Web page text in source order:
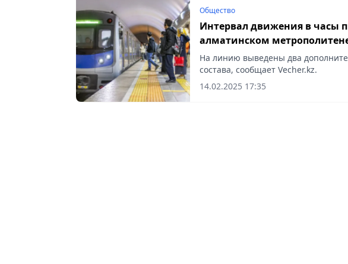
Общество
Интервал движения в часы
алматинском
На линию выведены два
состава, сообщает Vecher.kz.
14.02.2025 17:35